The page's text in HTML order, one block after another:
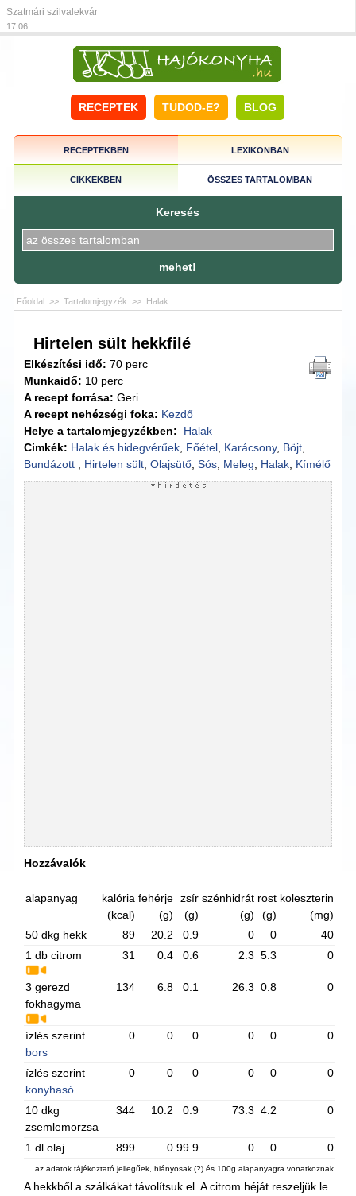
Szatmári szilvalekvár
17:06
RECEPTEK TUDOD-E? BLOG
RECEPTEKBEN LEXIKONBAN
CIKKEKBEN ÖSSZES TARTALOMBAN
Keresés
mehet!
Főoldal >> Tartalomjegyzék >> Halak
Hirtelen sült hekkfilé
Elkészítési idő: 70 perc
Munkaidő: 10 perc
A recept forrása: Geri
A recept nehézségi foka: Kezdő
Helye a tartalomjegyzékben:
Halak
Cimkék: Halak és hidegvérűek Főétel Karácsony, Böjt
Bundázott
Hirtelen sült ,Olajsütő ,Sós Meleg Halak Kímélő
Hozzávalók
alapanyag
kalória
(kcal)
fehérje
(g)
zsír
(g)
szénhidrát
(g)
rost
(g)
koleszterin
(mg)
50 dkg hekk
89 20.2 0.9 0 0
40
1 db citrom
31 0.4 0.6 2.3 5.3 0
3 gerezd
fokhagyma
134 6.8 0.1 26.3 0.8 0
ízlés szerint
bors
0 0 0 0 0 0
ízlés szerint
konyhasó
0 0 0 0 0 0
10 dkg
zsemlemorzsa
344 10.2 0.9 73.3 4.2 0
1 dl olaj 899 0 99.9 0 0 0
az adatok tájékoztató jellegűek, hiányosak (?) és 100g alapanyagra vonatkoznak
A hekkből a szálkákat távolítsuk el. A citrom héját reszeljük le